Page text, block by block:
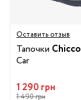
Оставить отзыв
Тапочки Chicco
Car
1 290 грн
1 490 грн